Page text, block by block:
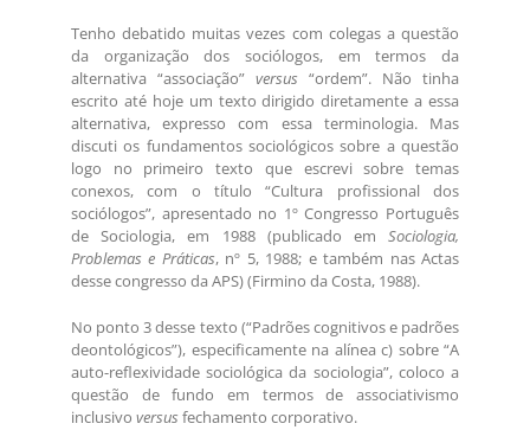
Tenho debatido muitas vezes com colegas a questão
da organização dos sociólogos, em termos da
alternativa “associação” versus “ordem”. Não tinha
escrito até hoje um texto dirigido diretamente a essa
alternativa, expresso com essa terminologia. Mas
discuti os fundamentos sociológicos sobre a questão
logo no primeiro texto que escrevi sobre temas
conexos, com o título “Cultura profissional dos
sociólogos”, apresentado no 1º Congresso Português
de Sociologia, em 1988 (publicado em Sociologia,
Problemas e Práticas, nº 5, 1988; e também nas Actas
desse congresso da APS) (Firmino da Costa, 1988).
No ponto 3 desse texto (“Padrões cognitivos e padrões
deontológicos”), especificamente na alínea c) sobre “A
auto-reflexividade sociológica da sociologia”, coloco a
questão de fundo em termos de associativismo
inclusivo versus fechamento corporativo.